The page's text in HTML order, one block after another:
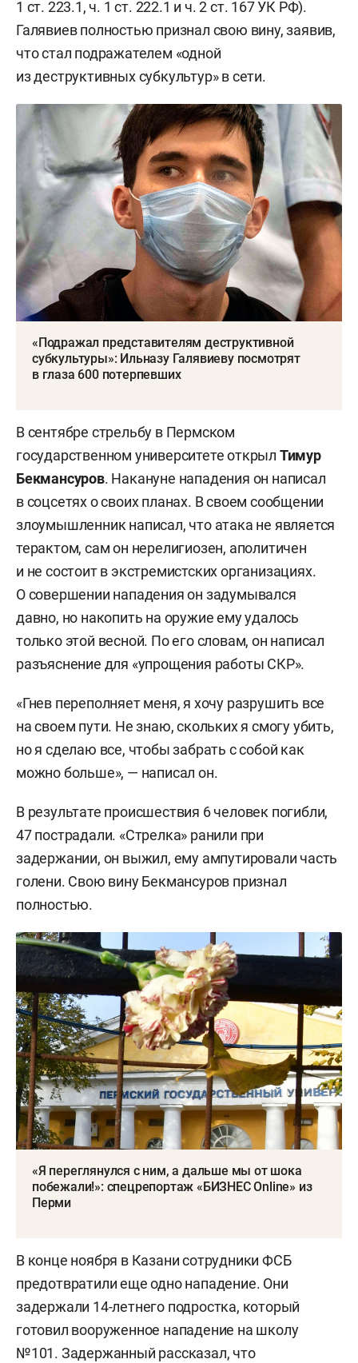
1 ст. 223.1, ч. 1 ст. 222.1 и ч. 2 ст. 167 УК РФ).
Галявиев полностью признал свою вину, заявив,
что стал подражателем «одной
из деструктивных субкультур» в сети.
«Подражал представителям деструктивной
субкультуры»: Ильназу Галявиеву посмотрят
в глаза 600 потерпевших
В сентябре стрельбу в Пермском
государственном университете открыл Тимур
Бекмансуров. Накануне нападения он написал
в соцсетях о своих планах. В своем сообщении
злоумышленник написал, что атака не является
терактом, сам он нерелигиозен, аполитичен
и не состоит в экстремистских организациях.
О совершении нападения он задумывался
давно, но накопить на оружие ему удалось
только этой весной. По его словам, он написал
разъяснение для «упрощения работы СКР».
«Гнев переполняет меня, я хочу разрушить все
на своем пути. Не знаю, скольких я смогу убить,
но я сделаю все, чтобы забрать с собой как
можно больше», — написал он.
В результате происшествия 6 человек погибли,
47 пострадали. «Стрелка» ранили при
задержании, он выжил, ему ампутировали часть
голени. Свою вину Бекмансуров признал
полностью.
«Я переглянулся с ним, а дальше мы от шока
побежали!»: спецрепортаж «БИЗНЕС Online» из
Перми
В конце ноября в Казани сотрудники ФСБ
предотвратили еще одно нападение. Они
задержали 14-летнего подростка, который
готовил вооруженное нападение на школу
№101. Задержанный рассказал, что